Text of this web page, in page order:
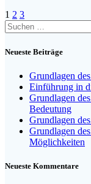
Seite
1 Seite
2 Seite
3
Suchen
nach:
Neueste Beiträge
Grundlagen
Einführung in
Grundlagen
Bedeutung
Grundlagen
Grundlagen
Möglichkeiten
Neueste Kommentare